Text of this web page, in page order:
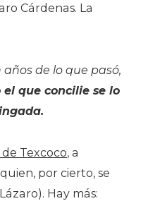
Cárdenas. La
de lo que pasó,
el que concilie se lo
Texcoco, a
por cierto, se
Hay más: